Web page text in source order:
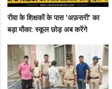
रीवा के शिक्षकों के पास 'अफ़सरी' का
बड़ा मौका: स्कूल छोड़ अब करेंगे
पर निकली भर्ती!